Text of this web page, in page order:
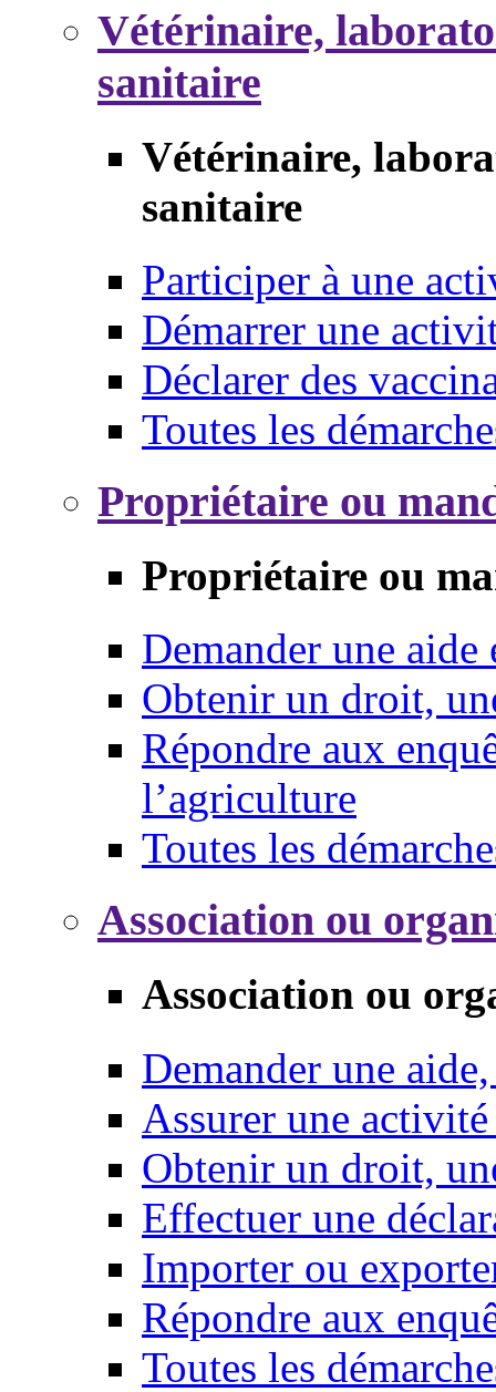
Vétérinaire,
sanitaire
Vétérinaire,
sanitaire
Participer à une
Démarrer une
Déclarer des
Toutes les
Propriétaire ou
Propriétaire ou
Demander une aide
Obtenir un droit,
Répondre aux
l’agriculture
Toutes les
Association ou
Association ou
Demander une
Assurer une
Obtenir un droit,
Effectuer une
Importer ou
Répondre aux
Toutes les